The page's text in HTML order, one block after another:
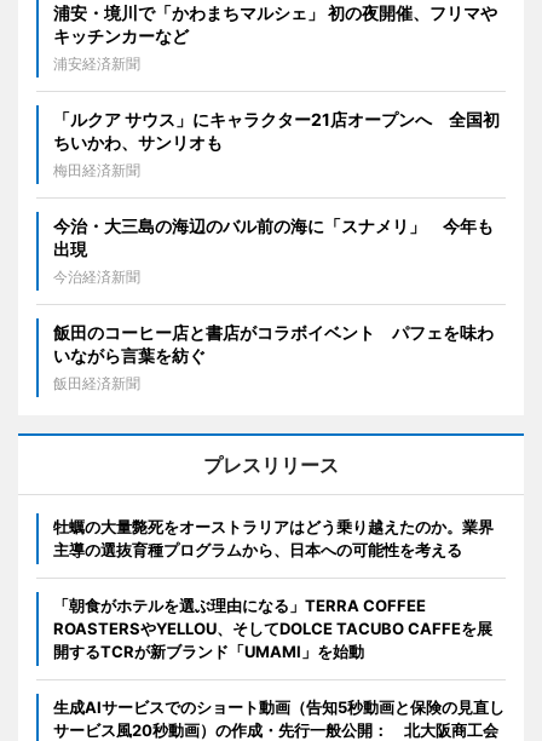
浦安・境川で「かわまちマルシェ」 初の夜開催、フリマや
キッチンカーなど
浦安経済新聞
「ルクア サウス」にキャラクター21店オープンへ 全国初
ちいかわ、サンリオも
梅田経済新聞
今治・大三島の海辺のバル前の海に「スナメリ」 今年も
出現
今治経済新聞
飯田のコーヒー店と書店がコラボイベント パフェを味わ
いながら言葉を紡ぐ
飯田経済新聞
プレスリリース
牡蠣の大量斃死をオーストラリアはどう乗り越えたのか。業界
主導の選抜育種プログラムから、日本への可能性を考える
「朝食がホテルを選ぶ理由になる」TERRA COFFEE
ROASTERSやYELLOU、そしてDOLCE TACUBO CAFFEを展
開するTCRが新ブランド「UMAMI」を始動
生成AIサービスでのショート動画（告知5秒動画と保険の見直し
サービス風20秒動画）の作成・先行一般公開： 北大阪商工会